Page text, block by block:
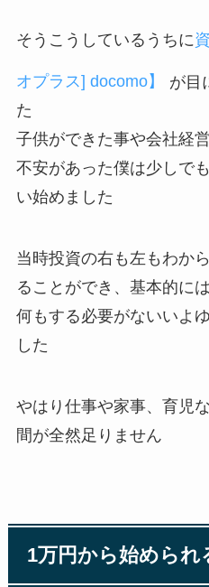
そうこうしているうちに
オプラス] docomo】
が目
た
子供ができた事や会社経
不安があった僕は少しで
い始めました
当時投資の右も左もわか
ることができ、基本的に
何もする必要がないいよ
した
やはり仕事や家事、育児
間が全然足りません
1万円から始められ